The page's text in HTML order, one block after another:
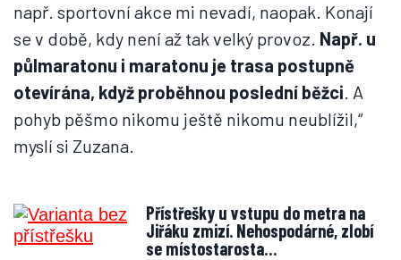
např. sportovní akce mi nevadí, naopak. Konají
se v době, kdy není až tak velký provoz. Např. u
půlmaratonu i maratonu je trasa postupně
otevírána, když proběhnou poslední běžci. A
pohyb pěšmo nikomu ještě nikomu neublížil,“
myslí si Zuzana.
Přístřešky u vstupu do metra na
Jiřáku zmizí. Nehospodárné, zlobí
se místostarosta…